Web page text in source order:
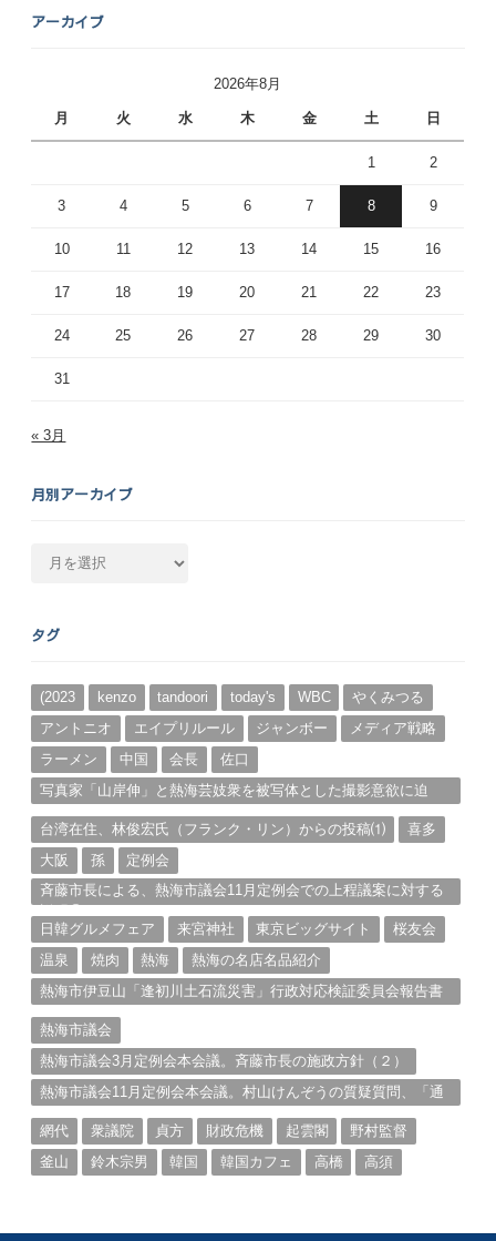
アーカイブ
2026年8月
月 火 水 木 金 土 日
1 2
3 4 5 6 7 8 9
10 11 12 13 14 15 16
17 18 19 20 21 22 23
24 25 26 27 28 29 30
31
« 3月
月別アーカイブ
カ
ブ
タグ
(2023 kenzo tandoori today's WBC
やくみつる
アントニオ
エイプリルール ジャンボー
メディア戦略
ラーメン
中国 会長
佐口
写真家「山岸伸」と熱海芸妓衆を被写体とした撮影意欲に迫
台湾在住、林俊宏氏（フランク・リン）からの投稿⑴
喜多
大阪
孫
定例会
斉藤市長による、熱海市議会11月定例会での上程議案に対する
日韓グルメフェア
来宮神社 東京ビッグサイト
桜友会
温泉
焼肉 熱海
熱海の名店名品紹介
熱海市伊豆山「逢初川土石流災害」行政対応検証委員会報告書
熱海市議会
熱海市議会3月定例会本会議。斉藤市長の施政方針（２）
熱海市議会11月定例会本会議。村山けんぞうの質疑質問、「通
網代
衆議院 貞方 財政危機 起雲閣
野村監督
釜山
鈴木宗男 韓国 韓国カフェ 高橋 高須